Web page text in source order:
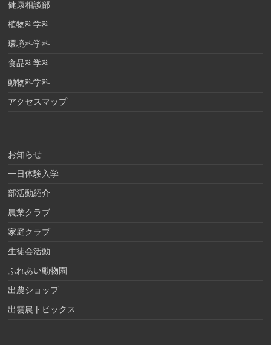
健康相談部
植物科学科
環境科学科
食品科学科
動物科学科
アクセスマップ
お知らせ
一日体験入学
部活動紹介
農業クラブ
家庭クラブ
生徒会活動
ふれあい動物園
出農ショップ
出雲農トピックス